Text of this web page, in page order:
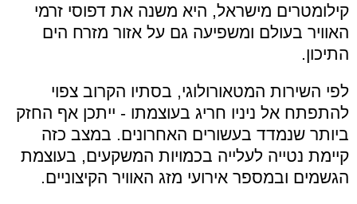
קילומטרים מישראל, היא משנה את דפוסי זרמי
האוויר בעולם ומשפיעה גם על אזור מזרח הים
התיכון.
לפי השירות המטאורולוגי, בסתיו הקרוב צפוי
להתפתח אל ניניו חריג בעוצמתו - ייתכן אף החזק
ביותר שנמדד בעשורים האחרונים. במצב כזה
קיימת נטייה לעלייה בכמויות המשקעים, בעוצמת
הגשמים ובמספר אירועי מזג האוויר הקיצוניים.